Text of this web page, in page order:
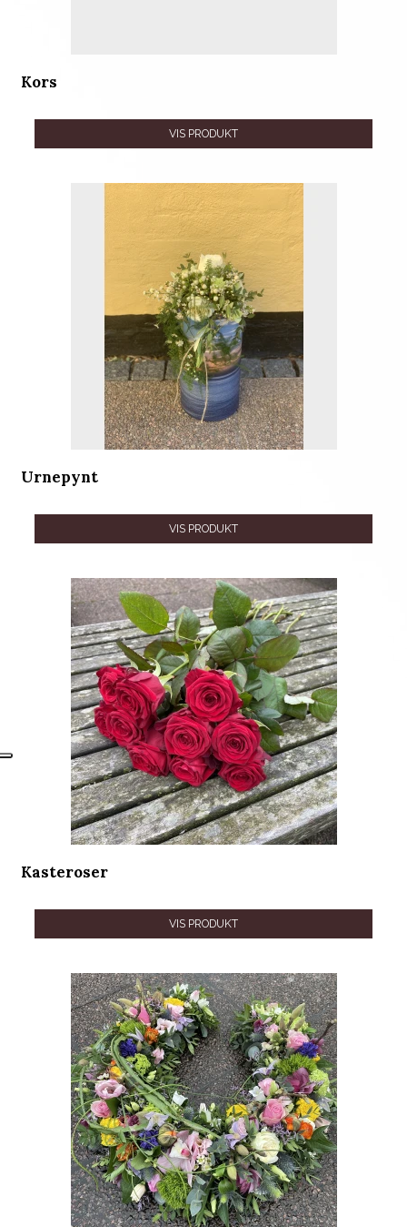
Kors
VIS PRODUKT
Urnepynt
VIS PRODUKT
Kasteroser
VIS PRODUKT